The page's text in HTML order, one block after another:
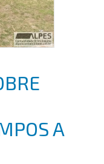
A